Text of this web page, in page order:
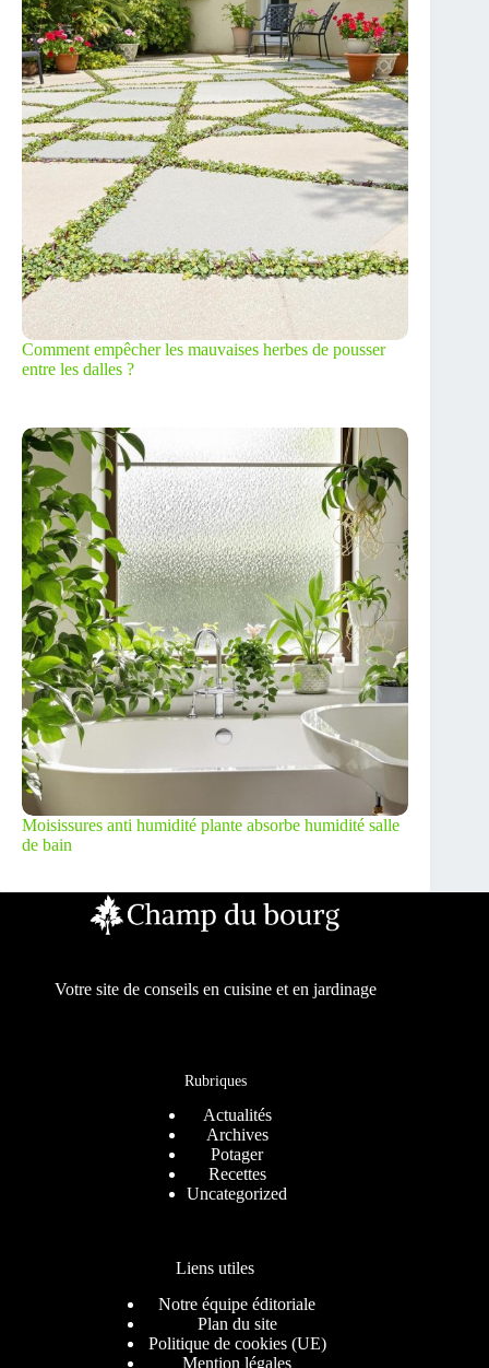
Comment empêcher les mauvaises herbes de pousser
entre les dalles ?
Moisissures anti humidité plante absorbe humidité salle
de bain
Votre site de conseils en cuisine et en jardinage
Rubriques
Actualités
Archives
Potager
Recettes
Uncategorized
Liens utiles
Notre équipe éditoriale
Plan du site
Politique de cookies (UE)
Mention légales